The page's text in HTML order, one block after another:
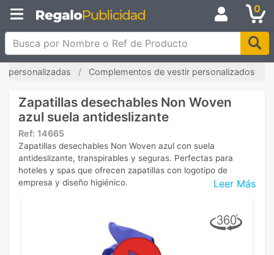
0
Busca por Nombre o Ref de Producto
personalizadas Complementos de vestir personalizados
Zapatillas desechables Non Woven
azul suela antideslizante
Ref: 14665
Leer Más
Zapatillas desechables Non Woven azul con suela
antideslizante, transpirables y seguras. Perfectas para
hoteles y spas que ofrecen zapatillas con logotipo de
empresa y diseño higiénico.